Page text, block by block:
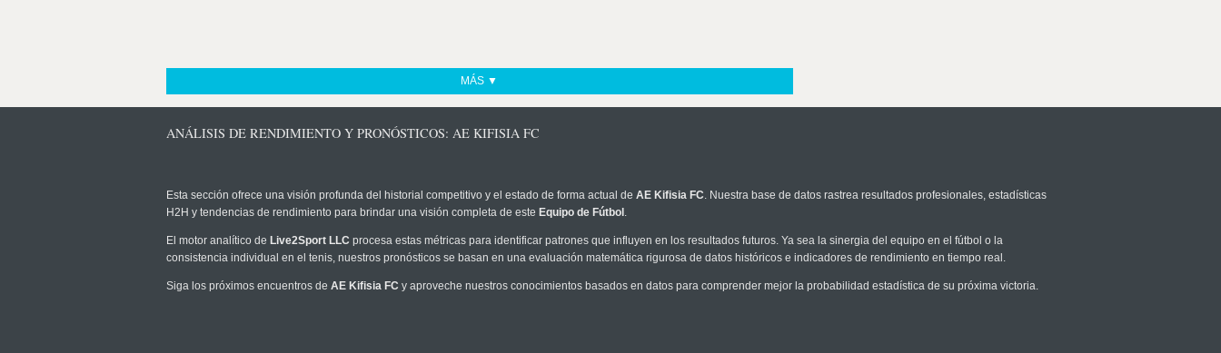
MÁS ▼
ANÁLISIS DE RENDIMIENTO Y PRONÓSTICOS: AE KIFISIA FC
Esta sección ofrece una visión profunda del historial competitivo y el estado de forma actual de AE Kifisia FC. Nuestra base de datos rastrea resultados profesionales, estadísticas
H2H y tendencias de rendimiento para brindar una visión completa de este Equipo de Fútbol .
El motor analítico de Live2Sport LLC procesa estas métricas para identificar patrones que influyen en los resultados futuros. Ya sea la sinergia del equipo en el fútbol o la
consistencia individual en el tenis, nuestros pronósticos se basan en una evaluación matemática rigurosa de datos históricos e indicadores de rendimiento en tiempo real.
Siga los próximos encuentros de AE Kifisia FC y aproveche nuestros conocimientos basados en datos para comprender mejor la probabilidad estadística de su próxima victoria.